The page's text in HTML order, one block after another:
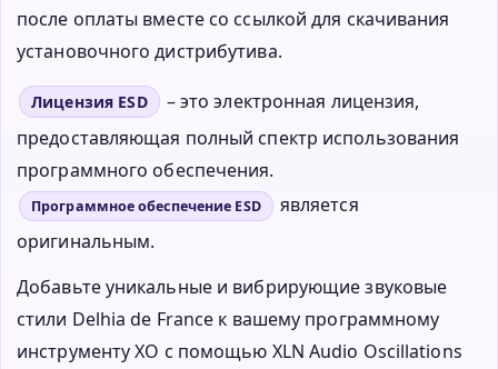
после оплаты вместе со ссылкой для скачивания
установочного дистрибутива.
Лицензия ESD
– это электронная лицензия,
предоставляющая полный спектр использования
программного обеспечения.
Программное обеспечение ESD
является
оригинальным.
Добавьте уникальные и вибрирующие звуковые
стили Delhia de France к вашему программному
инструменту XO с помощью XLN Audio Oscillations